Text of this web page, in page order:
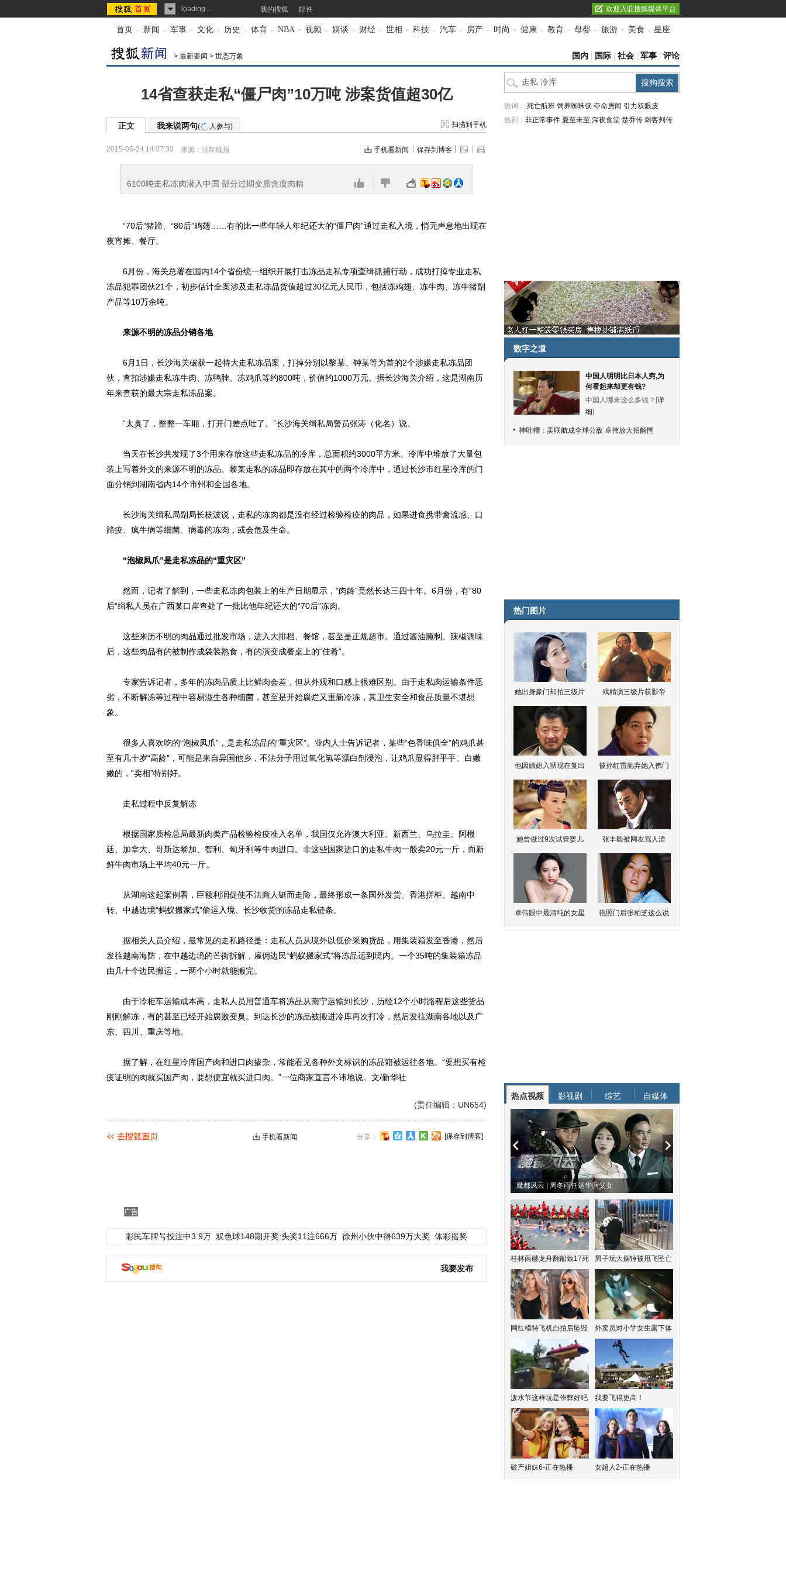
loading... 我的搜狐 邮件 欢迎入驻搜狐媒体平台
首页 - 新闻 - 军事 - 文化 - 历史 - 体育 - NBA - 视频 - 娱谈 - 财经 - 世相 - 科技 - 汽车 - 房产 - 时尚 - 健康 - 教育 - 母婴 - 旅游 - 美食 - 星座
> 最新要闻 > 世态万象 国内 国际 社会 军事 评论
14省查获走私“僵尸肉”10万吨 涉案货值超30亿
正文 我来说两句( 人参与) 扫描到手机
2015-06-24 14:07:30 来源： 法制晚报 手机看新闻 保存到博客
6100吨走私冻肉潜入中国 部分过期变质含瘦肉精
“70后”猪蹄、“80后”鸡翅……有的比一些年轻人年纪还大的“僵尸肉”通过走私入境，悄无声息地出现在
夜宵摊、餐厅。
6月份，海关总署在国内14个省份统一组织开展打击冻品走私专项查缉抓捕行动，成功打掉专业走私
冻品犯罪团伙21个，初步估计全案涉及走私冻品货值超过30亿元人民币，包括冻鸡翅、冻牛肉、冻牛猪副
产品等10万余吨。
来源不明的冻品分销各地
6月1日，长沙海关破获一起特大走私冻品案，打掉分别以黎某、钟某等为首的2个涉嫌走私冻品团
伙，查扣涉嫌走私冻牛肉、冻鸭脖、冻鸡爪等约800吨，价值约1000万元。据长沙海关介绍，这是湖南历
年来查获的最大宗走私冻品案。
“太臭了，整整一车厢，打开门差点吐了。”长沙海关缉私局警员张涛（化名）说。
当天在长沙共发现了3个用来存放这些走私冻品的冷库，总面积约3000平方米。冷库中堆放了大量包
装上写着外文的来源不明的冻品。黎某走私的冻品即存放在其中的两个冷库中，通过长沙市红星冷库的门
面分销到湖南省内14个市州和全国各地。
长沙海关缉私局副局长杨波说，走私的冻肉都是没有经过检验检疫的肉品，如果进食携带禽流感、口
蹄疫、疯牛病等细菌、病毒的冻肉，或会危及生命。
“泡椒凤爪”是走私冻品的“重灾区”
然而，记者了解到，一些走私冻肉包装上的生产日期显示，“肉龄”竟然长达三四十年。6月份，有“80
后”缉私人员在广西某口岸查处了一批比他年纪还大的“70后”冻肉。
这些来历不明的肉品通过批发市场，进入大排档、餐馆，甚至是正规超市。通过酱油腌制、辣椒调味
后，这些肉品有的被制作成袋装熟食，有的演变成餐桌上的“佳肴”。
专家告诉记者，多年的冻肉品质上比鲜肉会差，但从外观和口感上很难区别。由于走私肉运输条件恶
劣，不断解冻等过程中容易滋生各种细菌，甚至是开始腐烂又重新冷冻，其卫生安全和食品质量不堪想
象。
很多人喜欢吃的“泡椒凤爪”，是走私冻品的“重灾区”。业内人士告诉记者，某些“色香味俱全”的鸡爪甚
至有几十岁“高龄”，可能是来自异国他乡，不法分子用过氧化氢等漂白剂浸泡，让鸡爪显得胖乎乎、白嫩
嫩的，“卖相”特别好。
走私过程中反复解冻
根据国家质检总局最新肉类产品检验检疫准入名单，我国仅允许澳大利亚、新西兰、乌拉圭、阿根
廷、加拿大、哥斯达黎加、智利、匈牙利等牛肉进口。非这些国家进口的走私牛肉一般卖20元一斤，而新
鲜牛肉市场上平均40元一斤。
从湖南这起案例看，巨额利润促使不法商人铤而走险，最终形成一条国外发货、香港拼柜、越南中
转、中越边境“蚂蚁搬家式”偷运入境、长沙收货的冻品走私链条。
据相关人员介绍，最常见的走私路径是：走私人员从境外以低价采购货品，用集装箱发至香港，然后
发往越南海防，在中越边境的芒街拆解，雇佣边民“蚂蚁搬家式”将冻品运到境内。一个35吨的集装箱冻品
由几十个边民搬运，一两个小时就能搬完。
由于冷柜车运输成本高，走私人员用普通车将冻品从南宁运输到长沙，历经12个小时路程后这些货品
刚刚解冻，有的甚至已经开始腐败变臭。到达长沙的冻品被搬进冷库再次打冷，然后发往湖南各地以及广
东、四川、重庆等地。
据了解，在红星冷库国产肉和进口肉掺杂，常能看见各种外文标识的冻品箱被运往各地。“要想买有检
疫证明的肉就买国产肉，要想便宜就买进口肉。”一位商家直言不讳地说。文/新华社
(责任编辑：UN654)
分享： [保存到博客]
手机看新闻
广告
彩民车牌号投注中3.9万 双色球148期开奖:头奖11注666万 徐州小伙中得639万大奖 体彩摇奖
我要发布
热词： 死亡航班 饲养蜘蛛侠 夺命房间 引力双眼皮
热剧： 非正常事件 夏至未至 深夜食堂 楚乔传 刺客列传
数字之道
中国人明明比日本人穷,为
何看起来却更有钱?
中国人哪来这么多钱？[详
细]
神吐槽： 美联航成全球公敌 卓伟放大招解围
热门图片
她出身豪门却拍三级片 戏精演三级片获影帝
他因嫖娼入狱现在复出 被孙红雷抛弃她入佛门
她曾做过9次试管婴儿 张丰毅被网友骂人渣
卓伟眼中最清纯的女星 艳照门后张柏芝这么说
热点视频 影视剧 综艺 自媒体
魔都风云 | 周冬雨任达华演父女
桂林两艘龙舟翻船致17死 男子玩大摆锤被甩飞坠亡
网红模特飞机自拍后坠毁 外卖员对小学女生露下体
泼水节这样玩是作弊好吧 我要飞得更高！
破产姐妹6-正在热播 女超人2-正在热播